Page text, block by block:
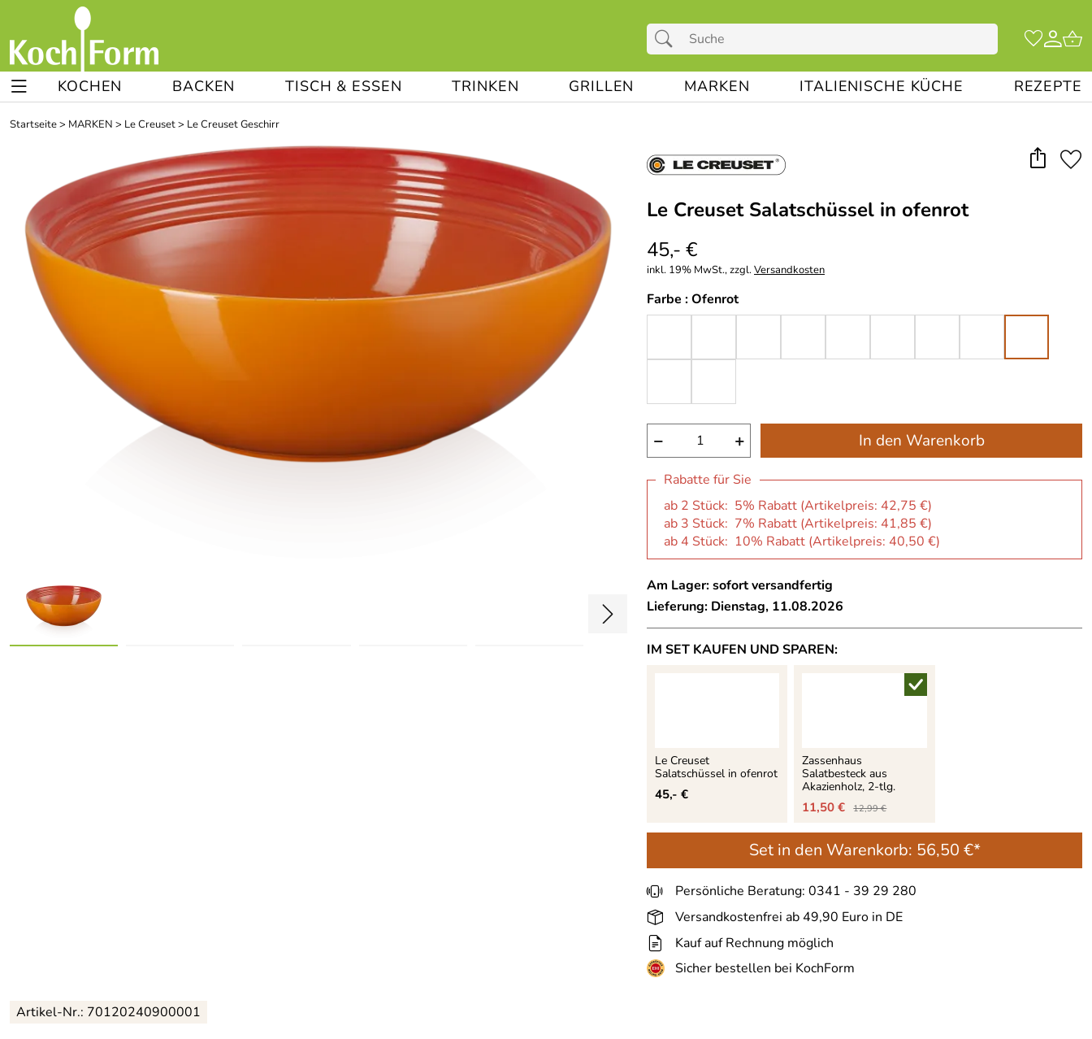
KOCHEN BACKEN TISCH & ESSEN TRINKEN GRILLEN MARKEN ITALIENISCHE KÜCHE REZEPTE
Startseite> MARKEN > Le Creuset> Le Creuset Geschirr
Le Creuset Salatschüssel in ofenrot
45,- €
inkl. 19% MwSt., zzgl.Versandkosten
Farbe :Ofenrot
− + In den Warenkorb
Rabatte für Sie
ab 2 Stück: 5% Rabatt (Artikelpreis: 42,75 €)
ab 3 Stück: 7% Rabatt (Artikelpreis: 41,85 €)
ab 4 Stück: 10% Rabatt (Artikelpreis: 40,50 €)
Am Lager: sofort versandfertig
Lieferung: Dienstag, 11.08.2026
IM SET KAUFEN UND SPAREN:
Le Creuset
Salatschüssel in ofenrot
45,- €
Zassenhaus
Salatbesteck aus
Akazienholz, 2-tlg.
11,50 € 12,99 €
Set in den Warenkorb: 56,50 €*
Persönliche Beratung: 0341 - 39 29 280
Versandkostenfrei ab 49,90 Euro in DE
Kauf auf Rechnung möglich
Sicher bestellen bei KochForm
Artikel-Nr.: 70120240900001